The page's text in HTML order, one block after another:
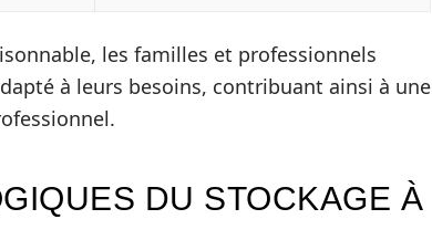
les familles et professionnels
à leurs besoins, contribuant ainsi à une
DU STOCKAGE À